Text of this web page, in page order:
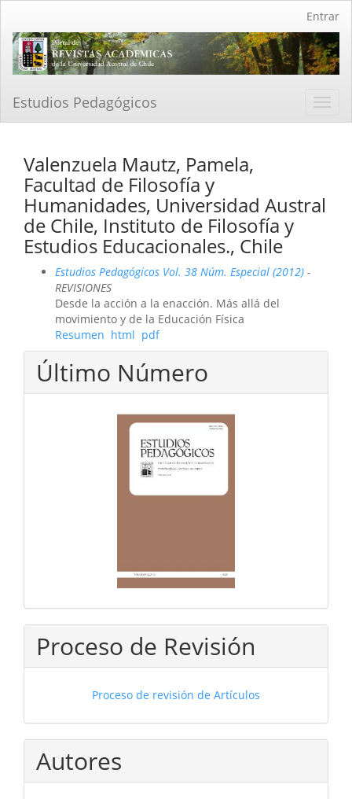
Contenido
principal
Barra
Entrar
Estudios Pedagógicos
Valenzuela Mautz, Pamela,
Facultad de Filosofía y
Humanidades, Universidad Austral
de Chile, Instituto de Filosofía y
Estudios Educacionales., Chile
Estudios Pedagógicos Vol. 38 Núm. Especial (2012) -
REVISIONES
Desde la acción a la enacción. Más allá del
movimiento y de la Educación Física
Resumen html pdf
Último Número
Proceso de Revisión
Proceso de revisión de Artículos
Autores